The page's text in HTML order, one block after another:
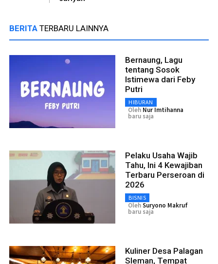
BERITA TERBARU LAINNYA
Bernaung, Lagu
tentang Sosok
Istimewa dari Feby
Putri
HIBURAN
Oleh Nur Imtihanna
baru saja
Pelaku Usaha Wajib
Tahu, Ini 4 Kewajiban
Terbaru Perseroan di
2026
BISNIS
OlehSuryono Makruf
baru saja
Kuliner Desa Palagan
Sleman, Tempat